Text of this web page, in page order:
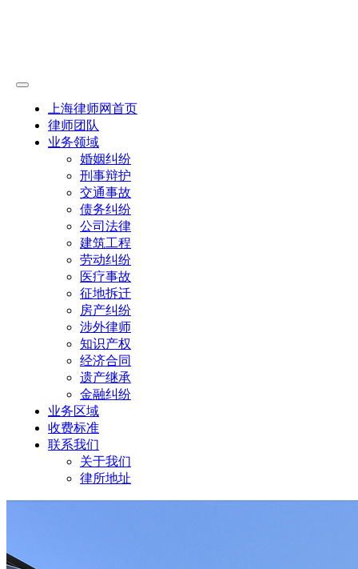
上海律师网首页
律师团队
业务领域
婚姻纠纷
刑事辩护
交通事故
债务纠纷
公司法律
建筑工程
劳动纠纷
医疗事故
征地拆迁
房产纠纷
涉外律师
知识产权
经济合同
遗产继承
金融纠纷
业务区域
收费标准
联系我们
关于我们
律所地址